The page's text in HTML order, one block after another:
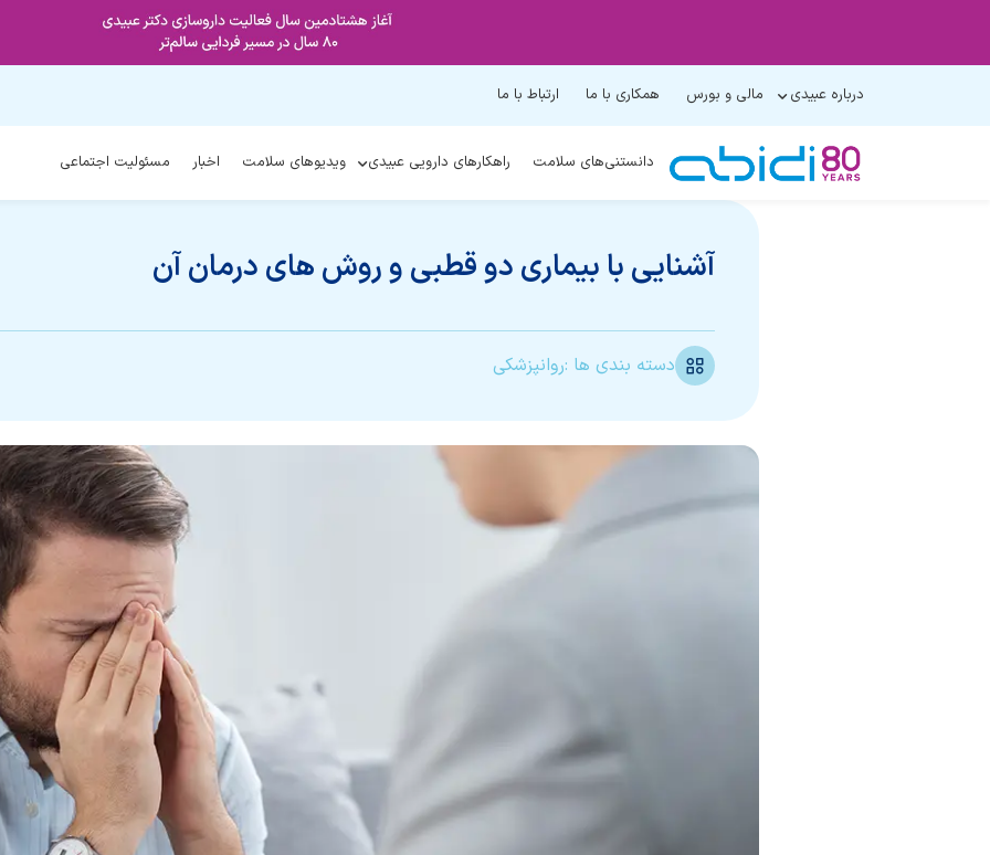
درباره عبیدی مالی و بورس همکاری با ما ارتباط با ما
دانستنی‌های سلامت راهکارهای دارویی عبیدی ویدیوهای سلامت اخبار مسئولیت اجتماعی
آشنایی با بیماری دو قطبی و روش های درمان آن
دسته بندی ها :روانپزشکی